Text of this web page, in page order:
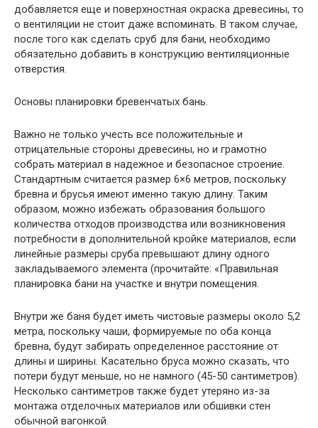
добавляется еще и поверхностная окраска древесины, то
о вентиляции не стоит даже вспоминать. В таком случае,
после того как сделать сруб для бани, необходимо
обязательно добавить в конструкцию вентиляционные
отверстия.
Основы планировки бревенчатых бань.
Важно не только учесть все положительные и
отрицательные стороны древесины, но и грамотно
собрать материал в надежное и безопасное строение.
Стандартным считается размер 6×6 метров, поскольку
бревна и брусья имеют именно такую длину. Таким
образом, можно избежать образования большого
количества отходов производства или возникновения
потребности в дополнительной кройке материалов, если
линейные размеры сруба превышают длину одного
закладываемого элемента (прочитайте: «Правильная
планировка бани на участке и внутри помещения.
Внутри же баня будет иметь чистовые размеры около 5,2
метра, поскольку чаши, формируемые по оба конца
бревна, будут забирать определенное расстояние от
длины и ширины. Касательно бруса можно сказать, что
потери будут меньше, но не намного (45-50 сантиметров).
Несколько сантиметров также будет утеряно из-за
монтажа отделочных материалов или обшивки стен
обычной вагонкой.